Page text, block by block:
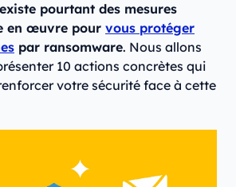
pourtant des mesures
en œuvre pour vous protéger
par ransomware. Nous allons
10 actions concrètes qui
votre sécurité face à cette